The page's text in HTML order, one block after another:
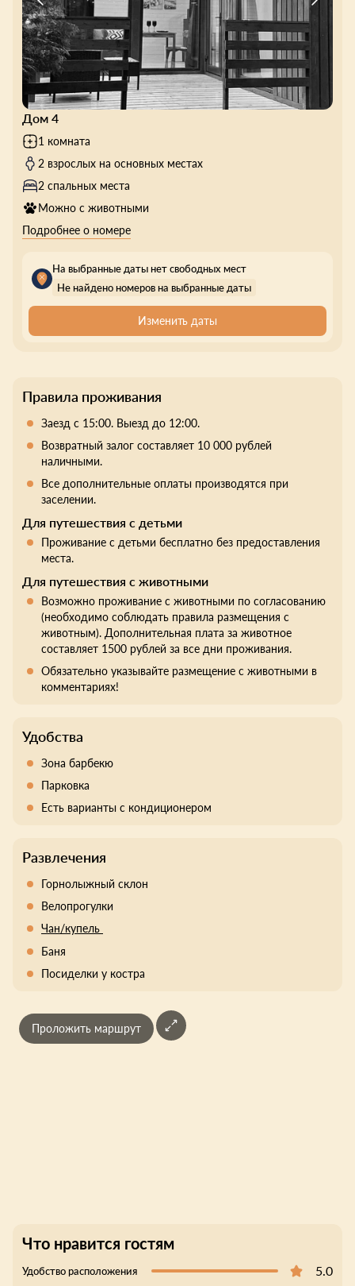
Дом 4
1 комната
2 взрослых на основных местах
2 спальных места
Можно с животными
Подробнее о номере
На выбранные даты нет свободных мест
Не найдено номеров на выбранные даты
Изменить даты
Правила проживания
Заезд с 15:00. Выезд до 12:00.
Возвратный залог составляет 10 000 рублей
наличными.
Все дополнительные оплаты производятся при
заселении.
Для путешествия с детьми
Проживание с детьми бесплатно без предоставления
места.
Для путешествия с животными
Возможно проживание с животными по согласованию
(необходимо соблюдать правила размещения с
животным). Дополнительная плата за животное
составляет 1500 рублей за все дни проживания.
Обязательно указывайте размещение с животными в
комментариях!
Удобства
Зона барбекю
Парковка
Есть варианты с кондиционером
Развлечения
Горнолыжный склон
Велопрогулки
Чан/купель
Баня
Посиделки у костра
Проложить маршрут
Что нравится гостям
Удобство расположения 5.0